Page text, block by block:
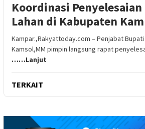
Koordinasi
Lahan di Kabupaten
Kampar.,Rakyattoday.com – Penjabat Bupati
Kamsol,MM pimpin langsung rapat
……Lanjut
TERKAIT